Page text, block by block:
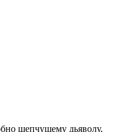
шепчущему дьяволу,